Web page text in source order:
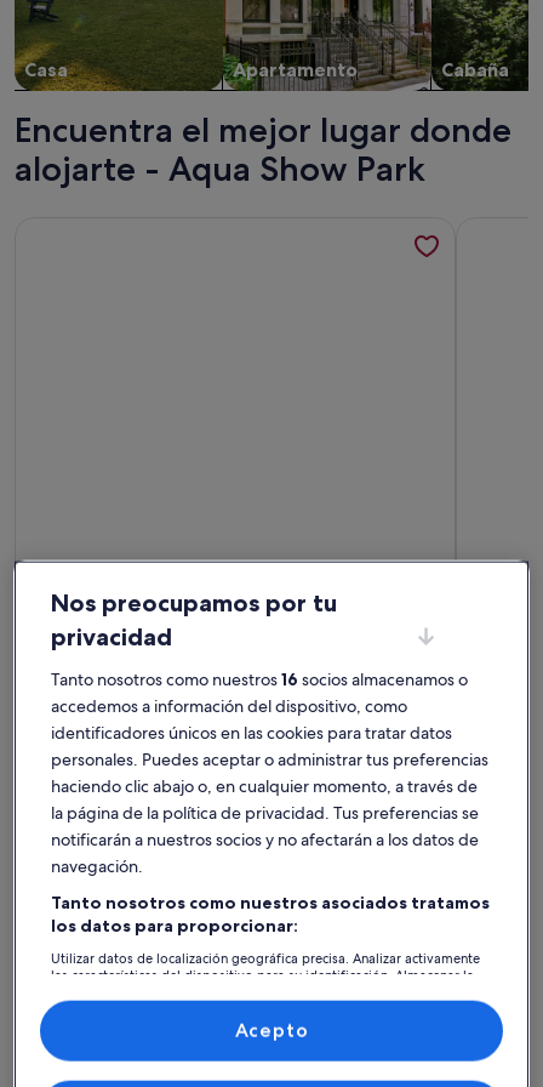
Casa Apartamento Cabaña
Encuentra el mejor lugar donde
alojarte - Aqua Show Park
Más información sobre Villa with BBQ and pool in Albufeira
9 huéspedes · 3 habitaciones · 3 baños
10 de 10
Excepcional
excepcional
6 comentarios
Más información sobre Villa with BBQ and pool in Albufeira
Más
Alojamientos mejor valorados -
Aqua Show Park
Propietario/a Premium
Más información sobre Villa Cerca de Santa Bárbara de
Más
Nos preocupamos por tu
privacidad
Tanto nosotros como nuestros16 socios almacenamos o
accedemos a información del dispositivo, como
identificadores únicos en las cookies para tratar datos
personales. Puedes aceptar o administrar tus preferencias
haciendo clic abajo o, en cualquier momento, a través de
la página de la política de privacidad. Tus preferencias se
notificarán a nuestros socios y no afectarán a los datos de
navegación.
Tanto nosotros como nuestros asociados tratamos
los datos para proporcionar:
Utilizar datos de localización geográfica precisa. Analizar activamente
las características del dispositivo para su identificación. Almacenar la
contenido personalizados, medición de publicidad y contenido,
investigación de audiencia y desarrollo de servicios.
Acepto